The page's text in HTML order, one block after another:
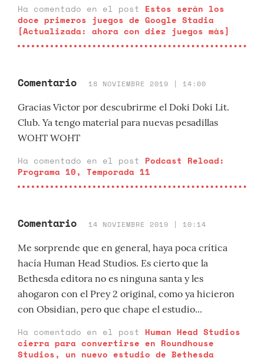
Ha comentado en el post Estos serán los
doce primeros juegos de Google Stadia
[Actualizada: ahora con diez juegos más]
Comentario 18 NOVIEMBRE 2019 | 14:00
Gracias Victor por descubrirme el Doki Doki Lit.
Club. Ya tengo material para nuevas pesadillas
WOHT WOHT
Ha comentado en el post Podcast Reload:
Programa 10, Temporada 11
Comentario 14 NOVIEMBRE 2019 | 10:14
Me sorprende que en general, haya poca crítica
hacía Human Head Studios. Es cierto que la
Bethesda editora no es ninguna santa y les
ahogaron con el Prey 2 original, como ya hicieron
con Obsidian, pero que chape el estudio...
Ha comentado en el post Human Head Studios
cierra para convertirse en Roundhouse
Studios, un nuevo estudio de Bethesda